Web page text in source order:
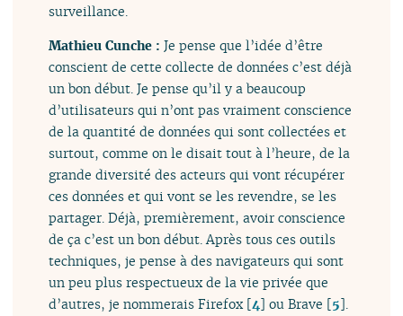
surveillance.
Mathieu Cunche :Je pense que l’idée d’être
conscient de cette collecte de données c’est déjà
un bon début. Je pense qu’il y a beaucoup
d’utilisateurs qui n’ont pas vraiment conscience
de la quantité de données qui sont collectées et
surtout, comme on le disait tout à l’heure, de la
grande diversité des acteurs qui vont récupérer
ces données et qui vont se les revendre, se les
partager. Déjà, premièrement, avoir conscience
de ça c’est un bon début. Après tous ces outils
techniques, je pense à des navigateurs qui sont
un peu plus respectueux de la vie privée que
d’autres, je nommerais Firefox[4] ou Brave [5].